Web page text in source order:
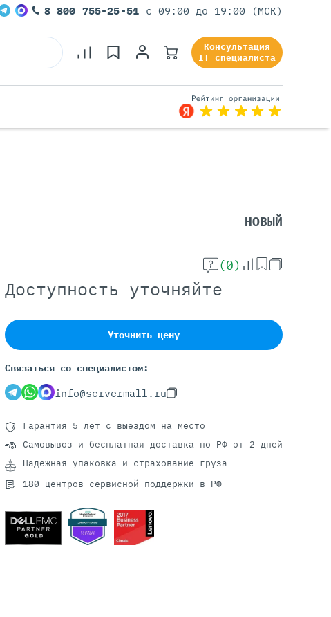
С GPU AMD
С 4 GPU
С 8 GPU
8 800 755-25-51 с 09:00 до 19:00 (МСК)
Консультация
IT специалиста
НОВЫЙ
(0)
Доступность уточняйте
Уточнить цену
Связаться со специалистом:
info@servermall.ru
Гарантия 5 лет с выездом на место
Самовывоз и бесплатная доставка по РФ от 2 дней
Надежная упаковка и страхование груза
180 центров сервисной поддержки в РФ